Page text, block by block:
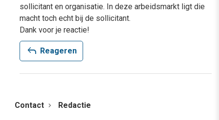
sollicitant en organisatie. In deze arbeidsmarkt ligt die
macht toch echt bij de sollicitant.
Dank voor je reactie!
reply Reageren
Contact Redactie